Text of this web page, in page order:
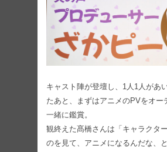
キャスト陣が登壇し、1人1人があ
たあと、まずはアニメのPVをオー
一緒に鑑賞。
観終えた髙橋さんは「キャラクタ
のを見て、アニメになるんだな、